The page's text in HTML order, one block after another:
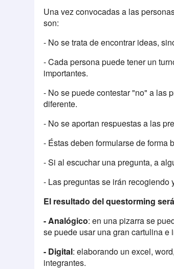
Una vez convocadas a las
son:
- No se trata de encontrar ideas,
- Cada persona puede tener un
importantes.
- No se puede contestar "no" a las
diferente.
- No se aportan respuestas a las
- Éstas deben formularse de forma
- Si al escuchar una pregunta, a
- Las preguntas se irán
El resultado del questorming
- Analógico: en una pizarra se
se puede usar una gran cartulina e
- Digital: elaborando un excel,
integrantes.